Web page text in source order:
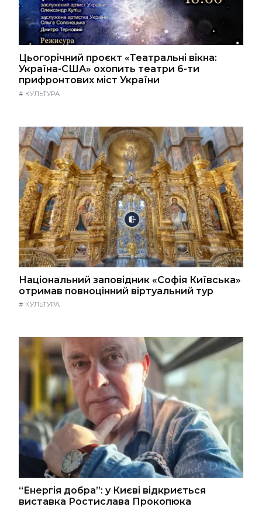
Цьогорічний проєкт «Театральні вікна:
Україна-США» охопить театри 6-ти
прифронтових міст України
# КУЛЬТУРА
Національний заповідник «Софія Київська»
отримав повноцінний віртуальний тур
# КУЛЬТУРА
“Енергія добра”: у Києві відкриється
виставка Ростислава Прокопюка